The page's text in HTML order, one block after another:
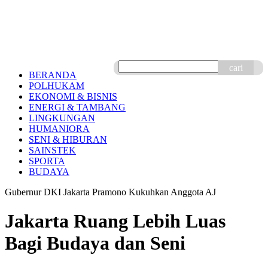
cari
BERANDA
POLHUKAM
EKONOMI & BISNIS
ENERGI & TAMBANG
LINGKUNGAN
HUMANIORA
SENI & HIBURAN
SAINSTEK
SPORTA
BUDAYA
Gubernur DKI Jakarta Pramono Kukuhkan Anggota AJ
Jakarta Ruang Lebih Luas
Bagi Budaya dan Seni